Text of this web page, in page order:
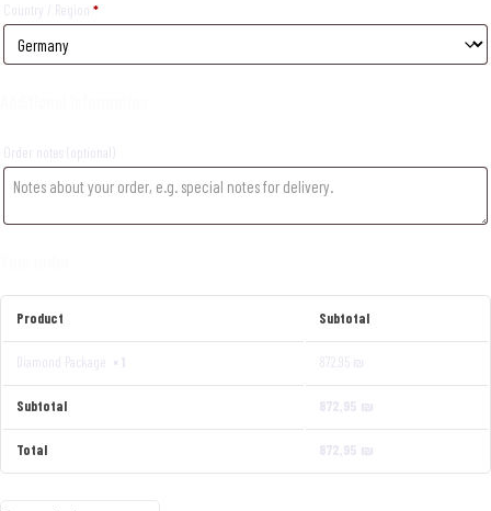
Country / Region *
Order notes (optional)
Product Subtotal
Diamond Package × 1 872,95 ₪
Subtotal 872,95 ₪
Total 872,95 ₪